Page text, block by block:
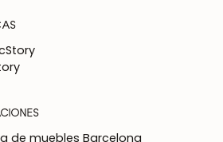
de muebles Barcelona